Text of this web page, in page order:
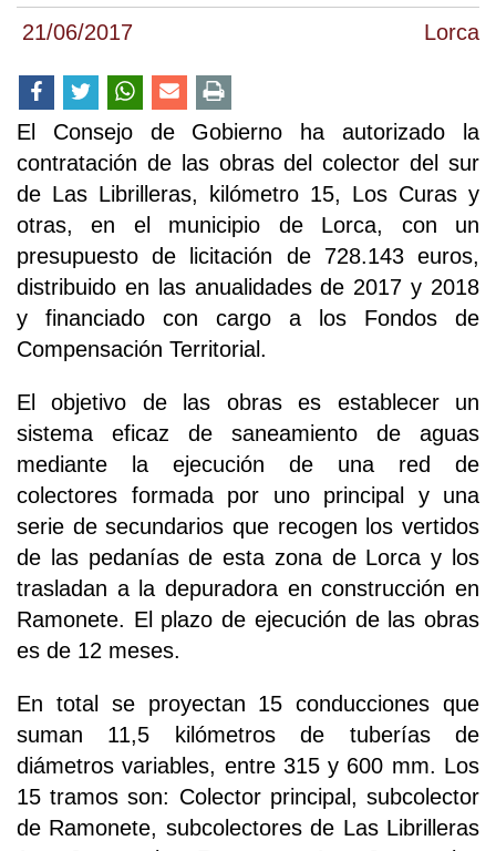
21/06/2017 Lorca
El Consejo de Gobierno ha autorizado la
contratación de las obras del colector del sur
de Las Librilleras, kilómetro 15, Los Curas y
otras, en el municipio de Lorca, con un
presupuesto de licitación de 728.143 euros,
distribuido en las anualidades de 2017 y 2018
y financiado con cargo a los Fondos de
Compensación Territorial.
El objetivo de las obras es establecer un
sistema eficaz de saneamiento de aguas
mediante la ejecución de una red de
colectores formada por uno principal y una
serie de secundarios que recogen los vertidos
de las pedanías de esta zona de Lorca y los
trasladan a la depuradora en construcción en
Ramonete. El plazo de ejecución de las obras
es de 12 meses.
En total se proyectan 15 conducciones que
suman 11,5 kilómetros de tuberías de
diámetros variables, entre 315 y 600 mm. Los
15 tramos son: Colector principal, subcolector
de Ramonete, subcolectores de Las Librilleras